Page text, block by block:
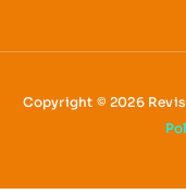
Copyright © 2026